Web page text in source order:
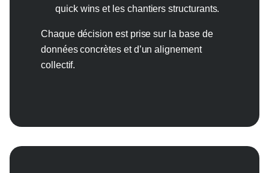
quick wins et les chantiers structurants.
Chaque décision est prise sur la base de
données concrètes et d’un alignement
collectif.